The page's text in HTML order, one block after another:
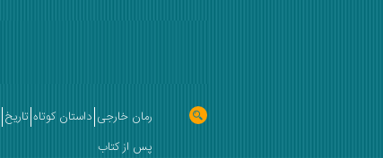
رمان خارجی داستان کوتاه تاریخ
پس از کتاب